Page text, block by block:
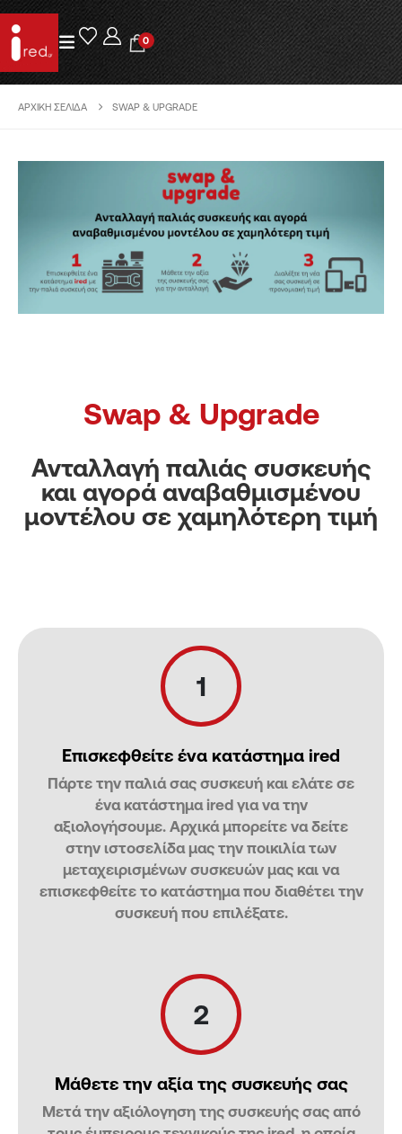
0
ΑΡΧΙΚΉ ΣΕΛΊΔΑ SWAP & UPGRADE
Swap & Upgrade
Ανταλλαγή παλιάς συσκευής
και αγορά αναβαθμισμένου
μοντέλου σε χαμηλότερη τιμή
1
Επισκεφθείτε ένα κατάστημα ired
Πάρτε την παλιά σας συσκευή και ελάτε σε
ένα κατάστημα ired για να την
αξιολογήσουμε. Αρχικά μπορείτε να δείτε
στην ιστοσελίδα μας την ποικιλία των
μεταχειρισμένων συσκευών μας και να
επισκεφθείτε το κατάστημα που διαθέτει την
συσκευή που επιλέξατε.
2
Μάθετε την αξία της συσκευής σας
Μετά την αξιόλογηση της συσκευής σας από